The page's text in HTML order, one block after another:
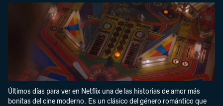
Últimos días para ver en Netflix una de las historias de amor más
bonitas del cine moderno. Es un clásico del género romántico que